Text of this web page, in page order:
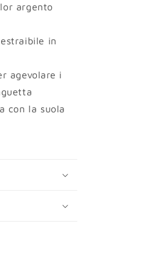
argento
in
agevolare i
con la suola